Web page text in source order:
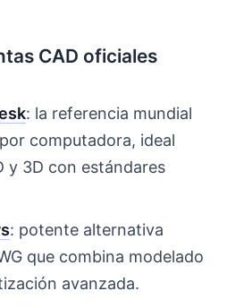
CAD oficiales
: la referencia mundial
computadora, ideal
y 3D con estándares
: potente alternativa
que combina modelado
avanzada.